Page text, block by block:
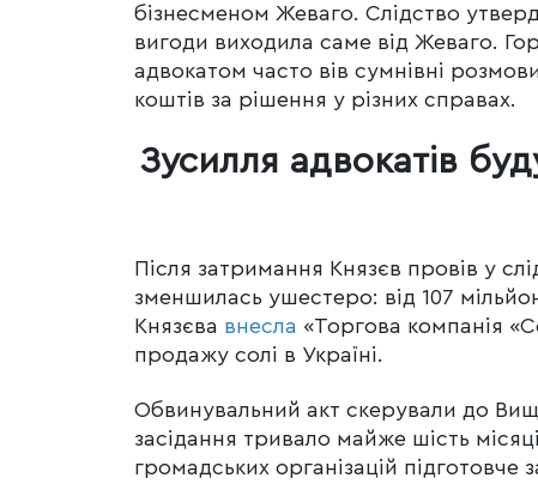
бізнесменом Жеваго. Слідство
вигоди виходила саме від Жеваго.
адвокатом часто вів сумнівні
коштів за рішення у різних справах.
Зусилля адвокатів
Після затримання Князєв провів у
зменшилась ушестеро: від 107
Князєва внесла «Торгова компанія
продажу солі в Україні.
Обвинувальний акт скерували до
засідання тривало майже шість
громадських організацій